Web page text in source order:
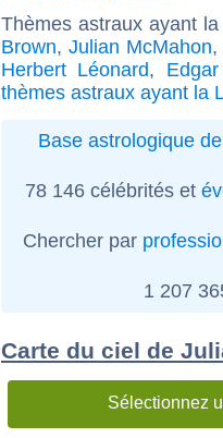
Thèmes astraux ayant
Brown, Julian McMahon,
Herbert Léonard,
thèmes astraux ayant la
Base astrologique
78 146 célébrités et
Chercher par
1 207
Carte du ciel de
Sélectionnez